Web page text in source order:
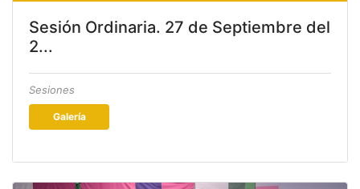
Sesión Ordinaria. 27 de Septiembre del
2...
Sesiones
Galería